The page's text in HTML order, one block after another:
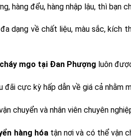
hàng đểu, hàng nhập lậu, thì bạn
dạng về chất liệu, màu sắc,
mgo tại Đan Phượng luôn
đãi cực kỳ hấp dẫn về giá cả
chuyển và nhân viên chuyên
hàng hóatận nơi và có thể vận